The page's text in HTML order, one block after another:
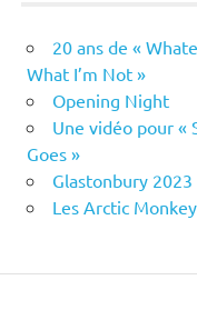
20 ans de «
What I’m Not »
Opening Night
Une vidéo pour «
Goes »
Glastonbury 2023
Les Arctic